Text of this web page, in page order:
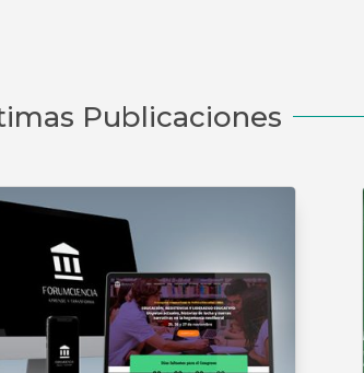
Publicaciones